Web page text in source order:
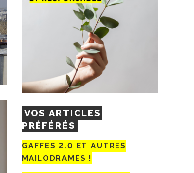
VOS ARTICLES
PRÉFÉRÉS
GAFFES 2.0 ET AUTRES
MAILODRAMES !